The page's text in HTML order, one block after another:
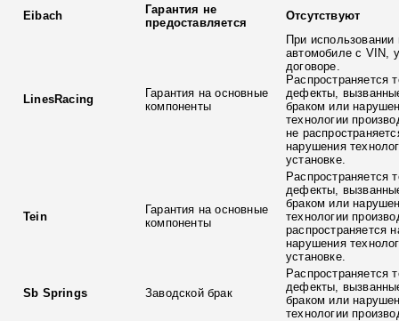
Eibach
Гарантия не
предоставляется
Отсутствуют
LinesRacing
Гарантия на основные
компоненты
При использовании
автомобиле с VIN,
договоре.
Распространяется
дефекты,
браком или
технологии
не
нарушения
установке.
Tein
Гарантия на основные
компоненты
Распространяется
дефекты,
браком или
технологии
распространяется
нарушения
установке.
Sb Springs Заводской брак
Распространяется
дефекты,
браком или
технологии